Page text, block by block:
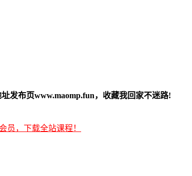
发布页www.maomp.fun，收藏我回家不迷路!
员，下载全站课程！